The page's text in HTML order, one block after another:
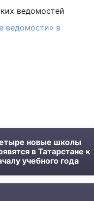
ведомостей
ведомости» в
новые школы
в Татарстане к
учебного года